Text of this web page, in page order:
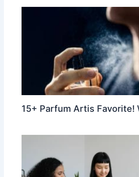
15+ Parfum Artis Favorite!